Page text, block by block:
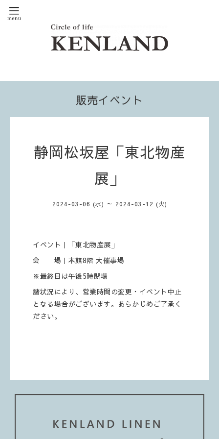
販売イベント
静岡松坂屋「東北物産
展」
2024-03-06 (水) ～ 2024-03-12 (火)
イベント｜「東北物産展」
会 場｜本館8階 大催事場
※最終日は午後5時閉場
諸状況により、営業時間の変更・イベント中止
となる場合がございます。あらかじめご了承く
ださい。